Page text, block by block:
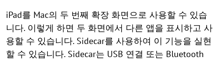
iPad를 Mac의 두 번째 확장 화면으로 사용할 수 있습
니다. 이렇게 하면 두 화면에서 다른 앱을 표시하고 사
용할 수 있습니다. Sidecar를 사용하여 이 기능을 실현
할 수 있습니다. Sidecar는 USB 연결 또는 Bluetooth